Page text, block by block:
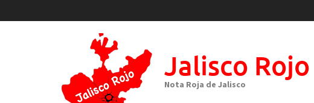
to
Jalisco Rojo
Nota Roja de Jalisco